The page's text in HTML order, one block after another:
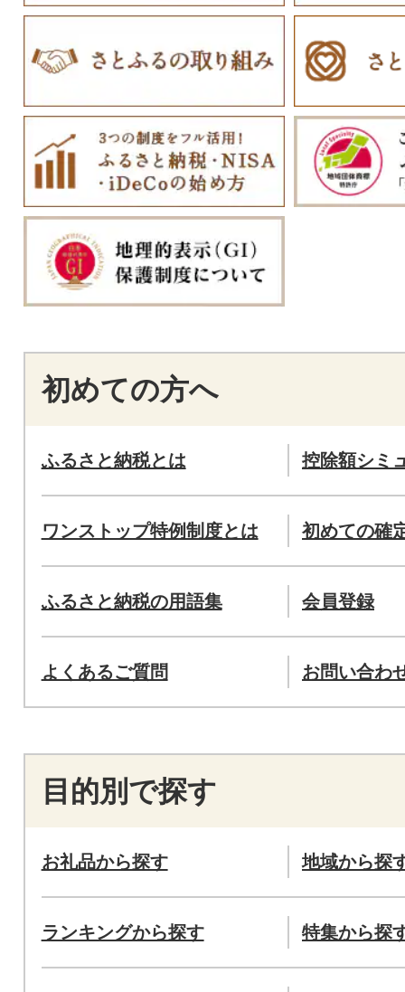
初めての方へ
ふるさと納税とは 控除額シミ
ワンストップ特例制度とは 初めての確
ふるさと納税の用語集 会員登録
よくあるご質問 お問い合わ
目的別で探す
お礼品から探す 地域から探
ランキングから探す 特集から探